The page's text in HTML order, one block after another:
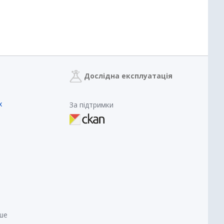
Дослідна експлуатація
За підтримки